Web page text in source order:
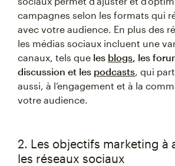
campagnes selon les formats qui
avec votre audience. En plus des
les médias sociaux incluent une
canaux, tels que les blogs, les
discussion et les podcasts, qui
aussi, à l’engagement et à la
votre audience.
2. Les objectifs marketing à
les réseaux sociaux